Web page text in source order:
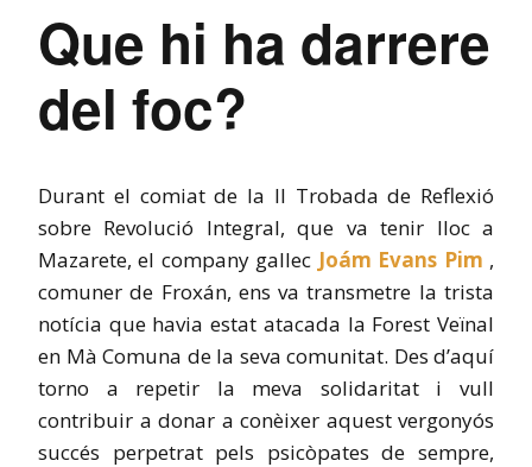
Que hi ha darrere
del foc?
Durant el comiat de la II Trobada de Reflexió
sobre Revolució Integral, que va tenir lloc a
Mazarete, el company gallec Joám Evans Pim ,
comuner de Froxán, ens va transmetre la trista
notícia que havia estat atacada la Forest Veïnal
en Mà Comuna de la seva comunitat. Des d’aquí
torno a repetir la meva solidaritat i vull
contribuir a donar a conèixer aquest vergonyós
succés perpetrat pels psicòpates de sempre,